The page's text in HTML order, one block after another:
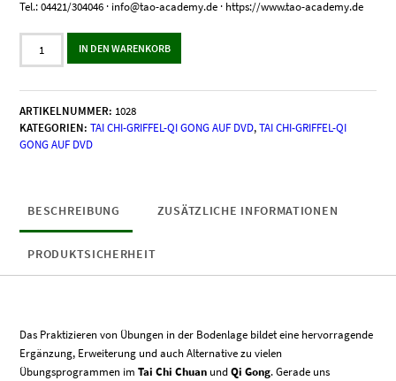
Tel.: 04421/304046 · info@tao-academy.de · https://www.tao-academy.de
Tai
IV:
Weitere
Übungen
im
dem
Menge
IN DEN WARENKORB
ARTIKELNUMMER: 1028
KATEGORIEN: TAI CHI-GRIFFEL-QI GONG AUF DVD,TAI CHI-GRIFFEL-QI
GONG AUF DVD
BESCHREIBUNG ZUSÄTZLICHE INFORMATIONEN
PRODUKTSICHERHEIT
Das Praktizieren von Übungen in der Bodenlage bildet eine hervorragende
Ergänzung, Erweiterung und auch Alternative zu vielen
Übungsprogrammen imTai Chi Chuan undQi Gong. Gerade uns